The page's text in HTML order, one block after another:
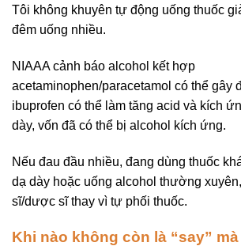
Tôi không khuyên tự động uống thuốc
đêm uống nhiều.
NIAAA cảnh báo alcohol kết hợp
acetaminophen/paracetamol có thể gây
ibuprofen có thể làm tăng acid và kích
dày, vốn đã có thể bị alcohol kích ứng.
Nếu đau đầu nhiều, đang dùng thuốc
dạ dày hoặc uống alcohol thường
sĩ/dược sĩ thay vì tự phối thuốc.
Khi nào không còn là “say”